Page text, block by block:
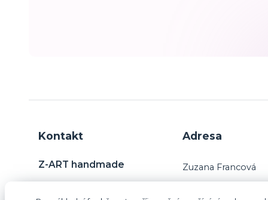
Adresa
Zuzana Francová
Kontakt
Z-ART handmade